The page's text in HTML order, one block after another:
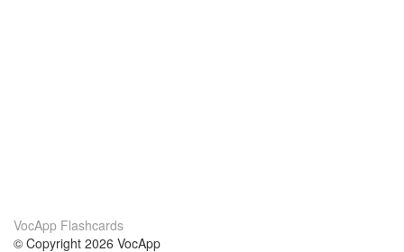
VocApp Flashcards
© Copyright 2026 VocApp